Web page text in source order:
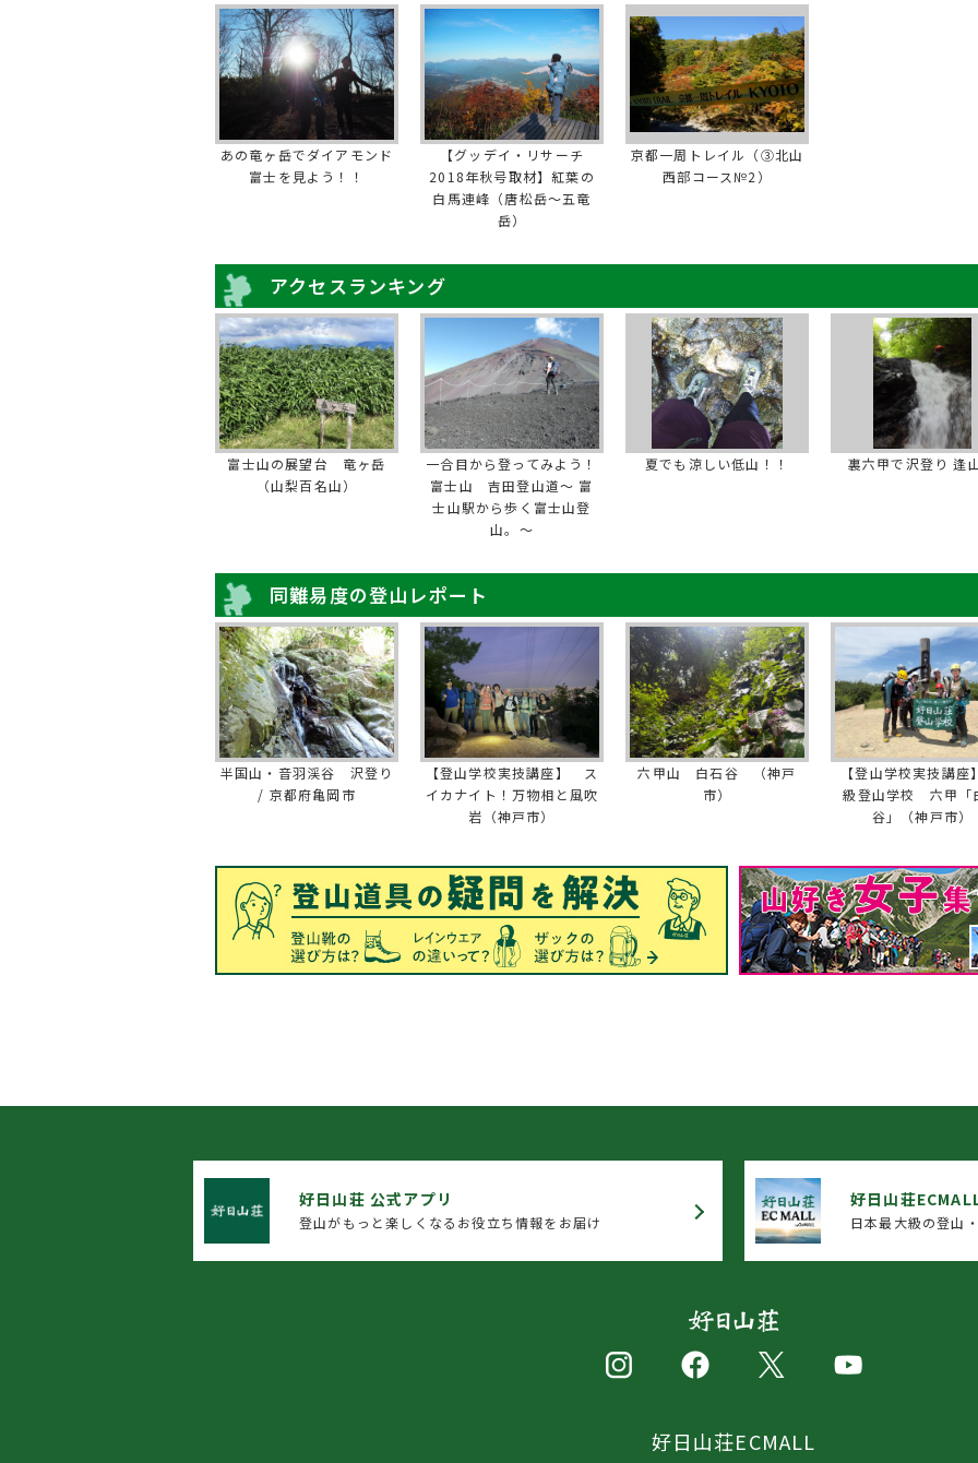
あの竜ヶ岳でダイアモンド
富士を見よう！！
【グッデイ・リサーチ
2018年秋号取材】紅葉の
白馬連峰（唐松岳～五竜
岳）
京都一周トレイル（③北山
西部コース№2）
アクセスランキング
富士山の展望台 竜ヶ岳
（山梨百名山）
一合目から登ってみよう！
富士山 吉田登山道～ 富
士山駅から歩く富士山登
山。～
夏でも涼しい低山！！ 裏六甲で沢登り 逢
同難易度の登山レポート
半国山・音羽渓谷 沢登り
/ 京都府亀岡市
【登山学校実技講座】 ス
イカナイト！万物相と風吹
岩（神戸市）
六甲山 白石谷 （神戸
市）
【登山学校実技講座
級登山学校 六甲「
谷」（神戸市）
好日山荘 公式アプリ
登山がもっと楽しくなるお役立ち情報をお届け
好日山荘
日本最大級の登山
好日山荘ECMALL